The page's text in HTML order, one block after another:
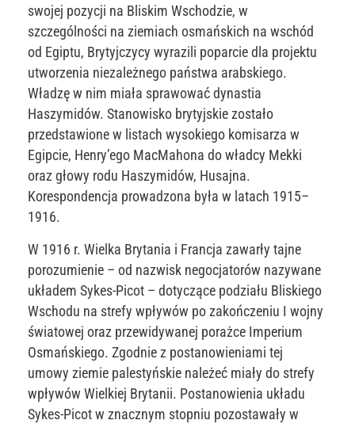
swojej pozycji na Bliskim Wschodzie, w
szczególności na ziemiach osmańskich na wschód
od Egiptu, Brytyjczycy wyrazili poparcie dla projektu
utworzenia niezależnego państwa arabskiego.
Władzę w nim miała sprawować dynastia
Haszymidów. Stanowisko brytyjskie zostało
przedstawione w listach wysokiego komisarza w
Egipcie, Henry’ego MacMahona do władcy Mekki
oraz głowy rodu Haszymidów, Husajna.
Korespondencja prowadzona była w latach 1915–
1916.
W 1916 r. Wielka Brytania i Francja zawarły tajne
porozumienie – od nazwisk negocjatorów nazywane
układem Sykes-Picot – dotyczące podziału Bliskiego
Wschodu na strefy wpływów po zakończeniu I wojny
światowej oraz przewidywanej porażce Imperium
Osmańskiego. Zgodnie z postanowieniami tej
umowy ziemie palestyńskie należeć miały do strefy
wpływów Wielkiej Brytanii. Postanowienia układu
Sykes-Picot w znacznym stopniu pozostawały w